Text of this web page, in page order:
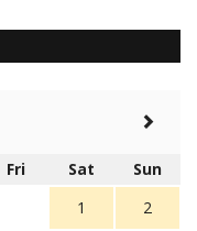
Fri Sat
Sun
1
2